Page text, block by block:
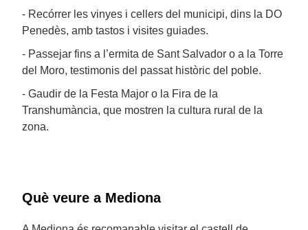
- Recórrer les vinyes i cellers del municipi, dins la DO
Penedès, amb tastos i visites guiades.
- Passejar fins a l’ermita de Sant Salvador o a la Torre
del Moro, testimonis del passat històric del poble.
- Gaudir de la Festa Major o la Fira de la
Transhumància, que mostren la cultura rural de la
zona.
Què veure a Mediona